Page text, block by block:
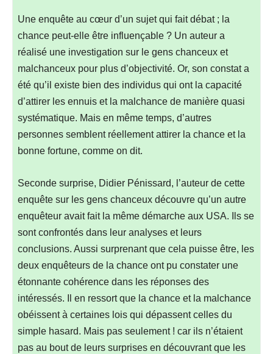
Une enquête au cœur d’un sujet qui fait débat ; la
chance peut-elle être influençable ? Un auteur a
réalisé une investigation sur le gens chanceux et
malchanceux pour plus d’objectivité. Or, son constat a
été qu’il existe bien des individus qui ont la capacité
d’attirer les ennuis et la malchance de manière quasi
systématique. Mais en même temps, d’autres
personnes semblent réellement attirer la chance et la
bonne fortune, comme on dit.
Seconde surprise, Didier Pénissard, l’auteur de cette
enquête sur les gens chanceux découvre qu’un autre
enquêteur avait fait la même démarche aux USA. Ils se
sont confrontés dans leur analyses et leurs
conclusions. Aussi surprenant que cela puisse être, les
deux enquêteurs de la chance ont pu constater une
étonnante cohérence dans les réponses des
intéressés. Il en ressort que la chance et la malchance
obéissent à certaines lois qui dépassent celles du
simple hasard. Mais pas seulement ! car ils n’étaient
pas au bout de leurs surprises en découvrant que les